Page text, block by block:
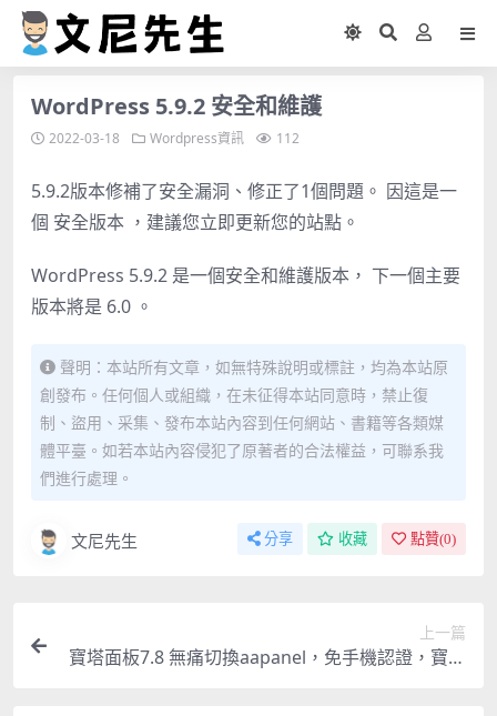
WordPress 5.9.2 安全和維護
2022-03-18 Wordpress資訊 112
5.9.2版本修補了安全漏洞、修正了1個問題。 因這是一
個 安全版本 ，建議您立即更新您的站點。
WordPress 5.9.2 是一個安全和維護版本， 下一個主要
版本將是 6.0 。
聲明：本站所有文章，如無特殊說明或標註，均為本站原
創發布。任何個人或組織，在未征得本站同意時，禁止復
制、盜用、采集、發布本站內容到任何網站、書籍等各類媒
體平臺。如若本站內容侵犯了原著者的合法權益，可聯系我
們進行處理。
文尼先生 分享 收藏 點贊(0)
上一篇
寶塔面板7.8 無痛切換aapanel，免手機認證，寶塔